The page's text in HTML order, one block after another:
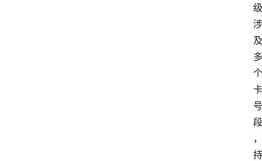
级
涉
及
多
个
卡
号
段
，
持